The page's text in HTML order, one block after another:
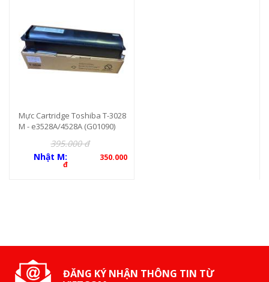
Mực Cartridge Toshiba T-3028
M - e3528A/4528A (G01090)
395.000 đ
Nhật M:
350.000
đ
ĐĂNG KÝ NHẬN THÔNG TIN TỪ